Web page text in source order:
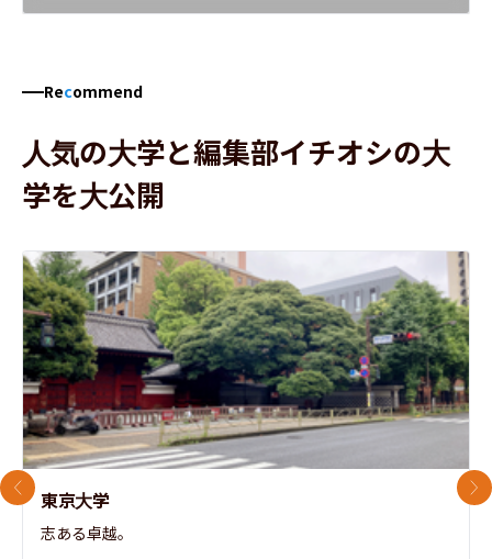
Recommend
人気の大学と編集部イチオシの大
学を大公開
東京大学
志ある卓越。
前のスライド 次